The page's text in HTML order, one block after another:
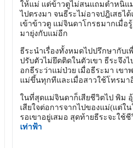
ให้แม่ แต่ข้าวตูไม่สนแถมตำหนิแ
ไปตรงมา จนธีระไม่อาจปฎิเสธ
เข้าข้าวตู แม่จินดาโกรธมากเมื่อ
มายุ่งกับแม่อีก
ธีระนำเรื่องทั้งหมดไปปรึกษากับ
ปรับตัวไม่ยึดติดในตัวเขา ธีระจึ
อกธีระว่าแม่ป่วย เมื่อธีระมา เข
แม่ขึ้นทุกทีและเมื่อสาวใช้โทรมา
ในที่สุดแม่จินดาก็เสียชีวิตไป พิม
เสียใจต่อการจากไปของแม่(แต่ใ
รอเขาอยู่เสมอ สุดท้ายธีระจะใ
เท่าฟ้า